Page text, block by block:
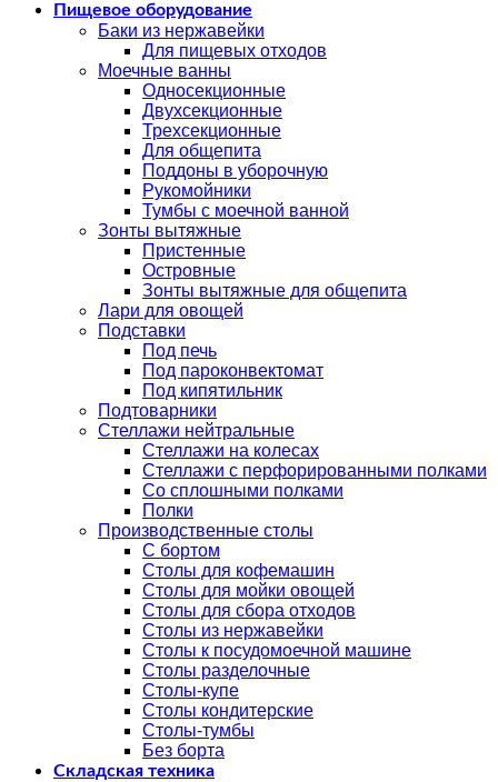
Пищевое оборудование
Баки из нержавейки
Для пищевых отходов
Моечные ванны
Односекционные
Двухсекционные
Трехсекционные
Для общепита
Поддоны в уборочную
Рукомойники
Тумбы с моечной ванной
Зонты вытяжные
Пристенные
Островные
Зонты вытяжные для общепита
Лари для овощей
Подставки
Под печь
Под пароконвектомат
Под кипятильник
Подтоварники
Стеллажи нейтральные
Стеллажи на колесах
Стеллажи с перфорированными полками
Со сплошными полками
Полки
Производственные столы
С бортом
Столы для кофемашин
Столы для мойки овощей
Столы для сбора отходов
Столы из нержавейки
Столы к посудомоечной машине
Столы разделочные
Столы-купе
Столы кондитерские
Столы-тумбы
Без борта
Складская техника